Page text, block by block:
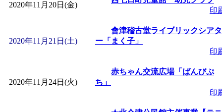
2020年11月20日(金)
印
2020年11月21日(土)
會津稽古堂ライブリックシアタ
ー「まく子」
印
2020年11月24日(火)
赤ちゃん交流広場「ばんびぷ
ち」
印